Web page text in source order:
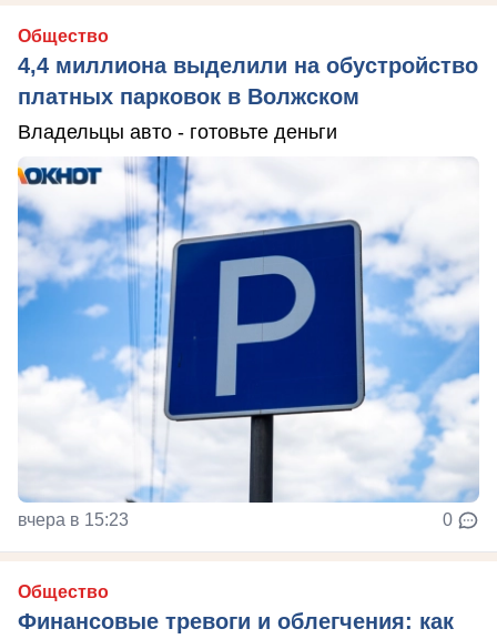
Общество
4,4 миллиона выделили на обустройство
платных парковок в Волжском
Владельцы авто - готовьте деньги
вчера в 15:23 0
Общество
Финансовые тревоги и облегчения: как